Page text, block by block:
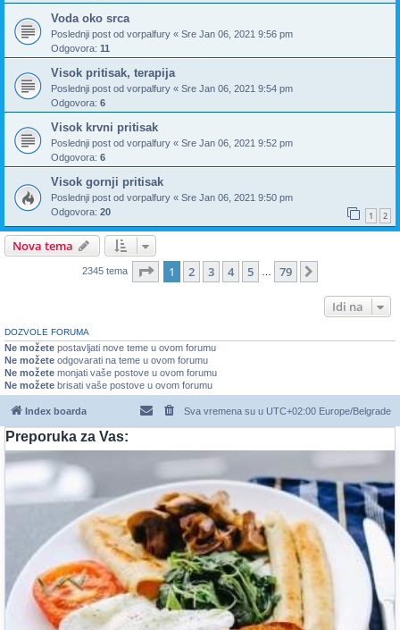
Voda oko srca
Poslednji post od vorpalfury « Sre Jan 06, 2021 9:56 pm
Odgovora: 11
Visok pritisak, terapija
Poslednji post od vorpalfury « Sre Jan 06, 2021 9:54 pm
Odgovora: 6
Visok krvni pritisak
Poslednji post od vorpalfury « Sre Jan 06, 2021 9:52 pm
Odgovora: 6
Visok gornji pritisak
Poslednji post od vorpalfury « Sre Jan 06, 2021 9:50 pm
Odgovora: 20 1 2
Nova tema
2345 tema Stranica 1od79
1 2 3 4 5 79
Idi na
DOZVOLE FORUMA
Ne možete postavljati nove teme u ovom forumu
Ne možete odgovarati na teme u ovom forumu
Ne možete monjati vaše postove u ovom forumu
Ne možete brisati vaše postove u ovom forumu
Index boarda Sva vremena su u UTC+02:00 Europe/Belgrade
Preporuka za Vas: